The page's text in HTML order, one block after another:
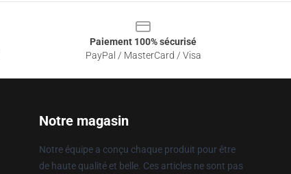
Paiement 100% sécurisé
PayPal / MasterCard / Visa
Notre magasin
Notre équipe a conçu chaque produit pour être
de haute qualité et belle. Ces articles ne sont pas